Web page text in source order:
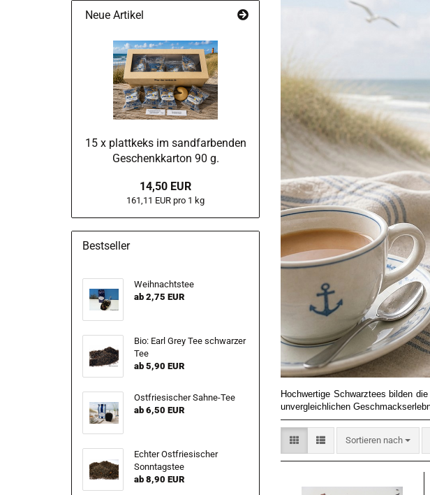
Hochwertige Schwarztees bilden
unvergleichlichen
Sortieren nach
Sortieren nach
Neue Artikel
15 x plattkeks im sandfarbenden
Geschenkkarton 90 g.
14,50 EUR
161,11 EUR pro 1 kg
Bestseller
Weihnachtstee
ab 2,75 EUR
Bio: Earl Grey Tee schwarzer
Tee
ab 5,90 EUR
Ostfriesischer Sahne-Tee
ab 6,50 EUR
Echter Ostfriesischer
Sonntagstee
ab 8,90 EUR